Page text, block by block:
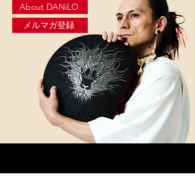
About DANiLO
メルマガ登録